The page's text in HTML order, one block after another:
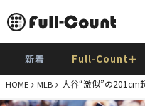
新着 Full-Count＋
HOME MLB 大谷“激似”の201cm